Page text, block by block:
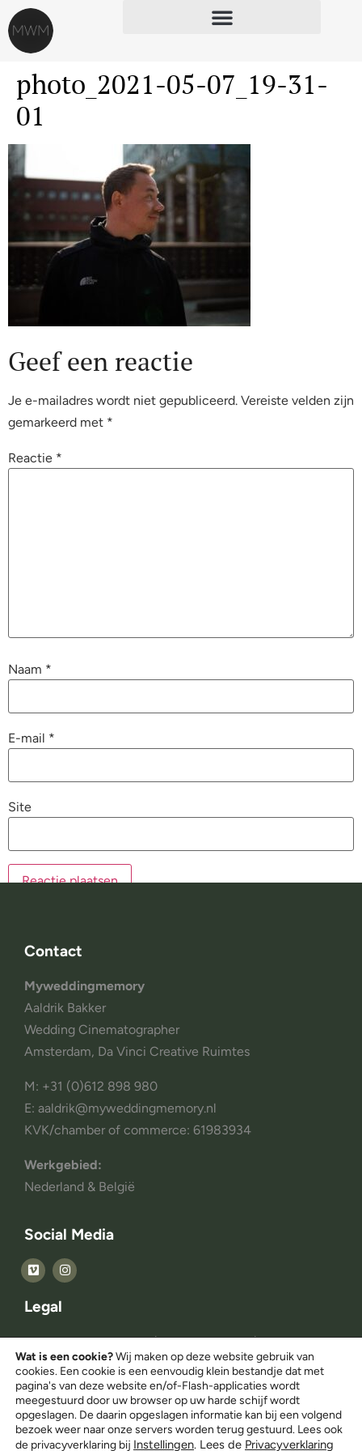
photo_2021-05-07_19-31-
01
Geef een reactie
Je e-mailadres wordt niet gepubliceerd. Vereiste velden zijn
gemarkeerd met *
Reactie *
Naam *
E-mail *
Site
Contact
Myweddingmemory
Aaldrik Bakker
Wedding Cinematographer
Amsterdam, Da Vinci Creative Ruimtes
M: +31 (0)612 898 980
E: aaldrik@myweddingmemory.nl
KVK/chamber of commerce: 61983934
Werkgebied:
Nederland & België
Social Media
Legal
© Copyright 2014 – 2025 | All rights reserved |
Myweddingmemory.nl
Privacy Statement
Privacy verklaring
Wat is een cookie?Wij maken op deze website gebruik van
cookies. Een cookie is een eenvoudig klein bestandje dat met
pagina's van deze website en/of-Flash-applicaties wordt
meegestuurd door uw browser op uw harde schijf wordt
opgeslagen. De daarin opgeslagen informatie kan bij een volgend
bezoek weer naar onze servers worden terug gestuurd. Lees ook
de privacyverklaring bij Instellingen. Lees de Privacyverklaring